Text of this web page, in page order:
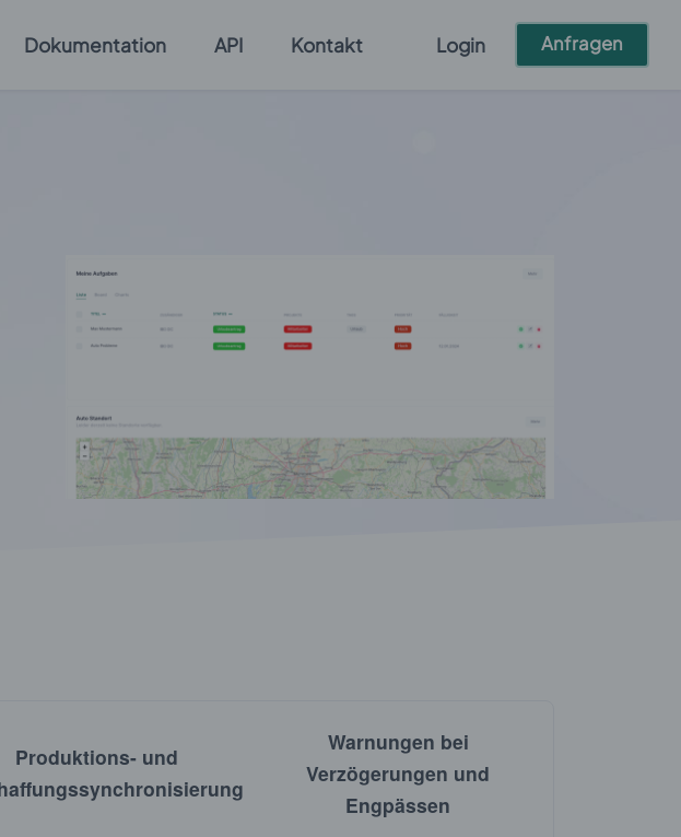
Dokumentation API Kontakt Login Anfragen
Produktions- und
Warnungen bei
Verzögerungen und
Engpässen